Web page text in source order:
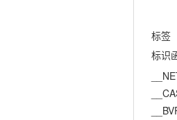
标签
标识